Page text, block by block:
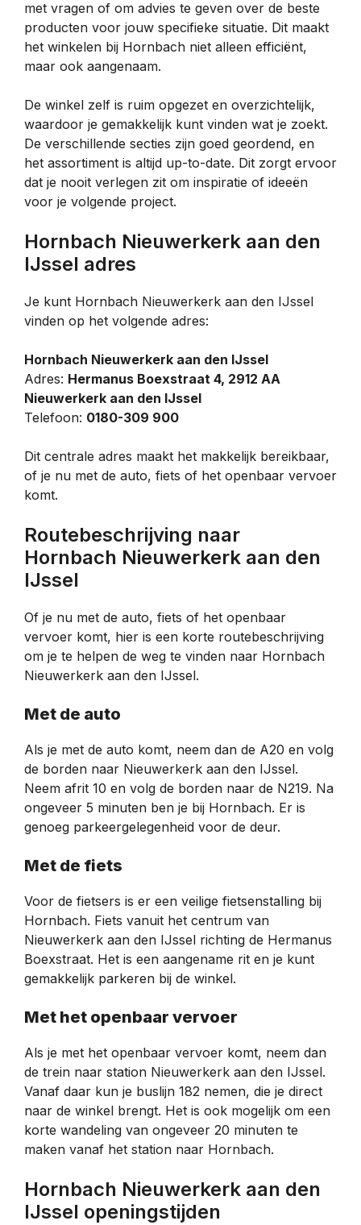
met vragen of om advies te geven over de beste
producten voor jouw specifieke situatie. Dit maakt
het winkelen bij Hornbach niet alleen efficiënt,
maar ook aangenaam.
De winkel zelf is ruim opgezet en overzichtelijk,
waardoor je gemakkelijk kunt vinden wat je zoekt.
De verschillende secties zijn goed geordend, en
het assortiment is altijd up-to-date. Dit zorgt ervoor
dat je nooit verlegen zit om inspiratie of ideeën
voor je volgende project.
Hornbach Nieuwerkerk aan den
IJssel adres
Je kunt Hornbach Nieuwerkerk aan den IJssel
vinden op het volgende adres:
Hornbach Nieuwerkerk aan den IJssel
Adres: Hermanus Boexstraat 4, 2912 AA
Nieuwerkerk aan den IJssel
Telefoon: 0180-309 900
Dit centrale adres maakt het makkelijk bereikbaar,
of je nu met de auto, fiets of het openbaar vervoer
komt.
Routebeschrijving naar
Hornbach Nieuwerkerk aan den
IJssel
Of je nu met de auto, fiets of het openbaar
vervoer komt, hier is een korte routebeschrijving
om je te helpen de weg te vinden naar Hornbach
Nieuwerkerk aan den IJssel.
Met de auto
Als je met de auto komt, neem dan de A20 en volg
de borden naar Nieuwerkerk aan den IJssel.
Neem afrit 10 en volg de borden naar de N219. Na
ongeveer 5 minuten ben je bij Hornbach. Er is
genoeg parkeergelegenheid voor de deur.
Met de fiets
Voor de fietsers is er een veilige fietsenstalling bij
Hornbach. Fiets vanuit het centrum van
Nieuwerkerk aan den IJssel richting de Hermanus
Boexstraat. Het is een aangename rit en je kunt
gemakkelijk parkeren bij de winkel.
Met het openbaar vervoer
Als je met het openbaar vervoer komt, neem dan
de trein naar station Nieuwerkerk aan den IJssel.
Vanaf daar kun je buslijn 182 nemen, die je direct
naar de winkel brengt. Het is ook mogelijk om een
korte wandeling van ongeveer 20 minuten te
maken vanaf het station naar Hornbach.
Hornbach Nieuwerkerk aan den
IJssel openingstijden